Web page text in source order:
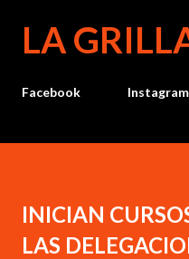
LA
Facebook Instagram
INICIAN
LAS